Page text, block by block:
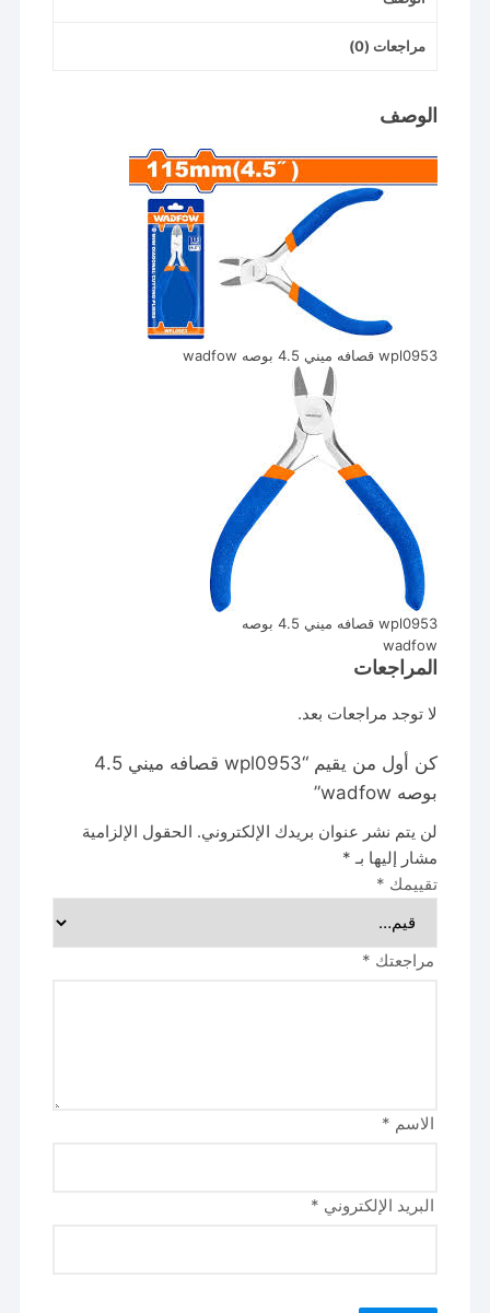
مراجعات (0)
الوصف
wpl0953 قصافه ميني 4.5 بوصه wadfow
wpl0953 قصافه ميني 4.5 بوصه
wadfow
المراجعات
لا توجد مراجعات بعد.
كن أول من يقيم “wpl0953 قصافه ميني 4.5
بوصه wadfow”
لن يتم نشر عنوان بريدك الإلكتروني. الحقول الإلزامية
مشار إليها بـ *
تقييمك *
مراجعتك *
الاسم *
البريد الإلكتروني *